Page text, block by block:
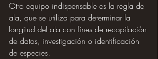
Otro equipo indispensable es la regla de
ala, que se utiliza para determinar la
longitud del ala con fines de recopilación
de datos, investigación o identificación
de especies.